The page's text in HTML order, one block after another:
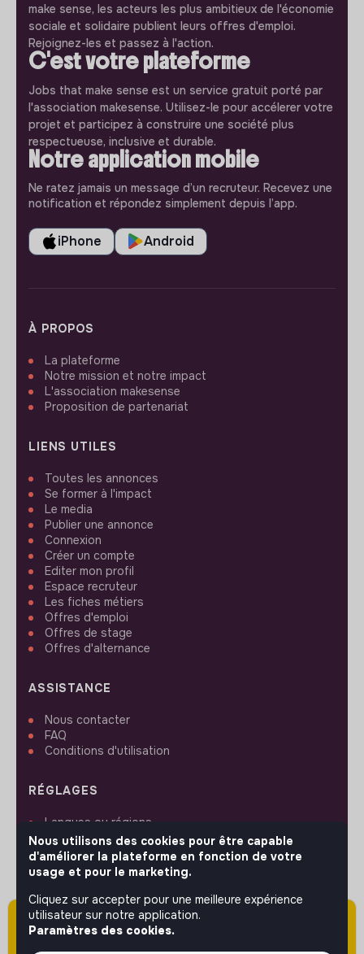
Attention cette annonce a été publiée il y a
plus de 60 jours (le 12/01/2026) et est sans
make sense, les acteurs les plus ambitieux de l'économie
sociale et solidaire publient leurs offres d'emploi.
Rejoignez-les et passez à l'action.
C'est votre plateforme
Jobs that make sense est un service gratuit porté par
l'association makesense. Utilisez-le pour accélerer votre
projet et participez à construire une société plus
respectueuse, inclusive et durable.
Notre application mobile
Ne ratez jamais un message d’un recruteur. Recevez une
notification et répondez simplement depuis l’app.
iPhone Android
À PROPOS
La plateforme
Notre mission et notre impact
L'association makesense
Proposition de partenariat
LIENS UTILES
Toutes les annonces
Se former à l'impact
Le media
Publier une annonce
Connexion
Créer un compte
Editer mon profil
Espace recruteur
Les fiches métiers
Offres d'emploi
Offres de stage
Offres d'alternance
ASSISTANCE
Nous contacter
FAQ
Conditions d'utilisation
RÉGLAGES
Langues ou régions
Plan du site
Paramètres des cookies
SUIVEZ-NOUS
Nous utilisons des cookies pour être capable
d'améliorer la plateforme en fonction de votre
usage et pour le marketing.
Cliquez sur accepter pour une meilleure expérience
utilisateur sur notre application.
Paramètres des cookies.